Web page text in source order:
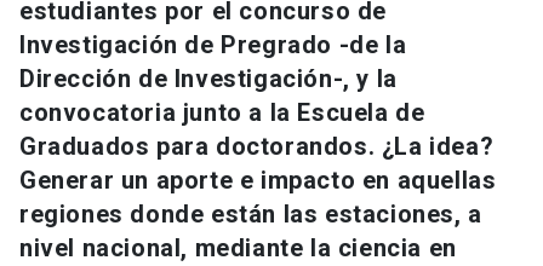
Padres y familia
Vecinos launch
Medios Biblioteca launch
Donaciones launch
estudiantes por el concurso de
Investigación de Pregrado -de la
Dirección de Investigación-, y la
convocatoria junto a la Escuela de
Graduados para doctorandos. ¿La idea?
Generar un aporte e impacto en aquellas
regiones donde están las estaciones, a
nivel nacional, mediante la ciencia en